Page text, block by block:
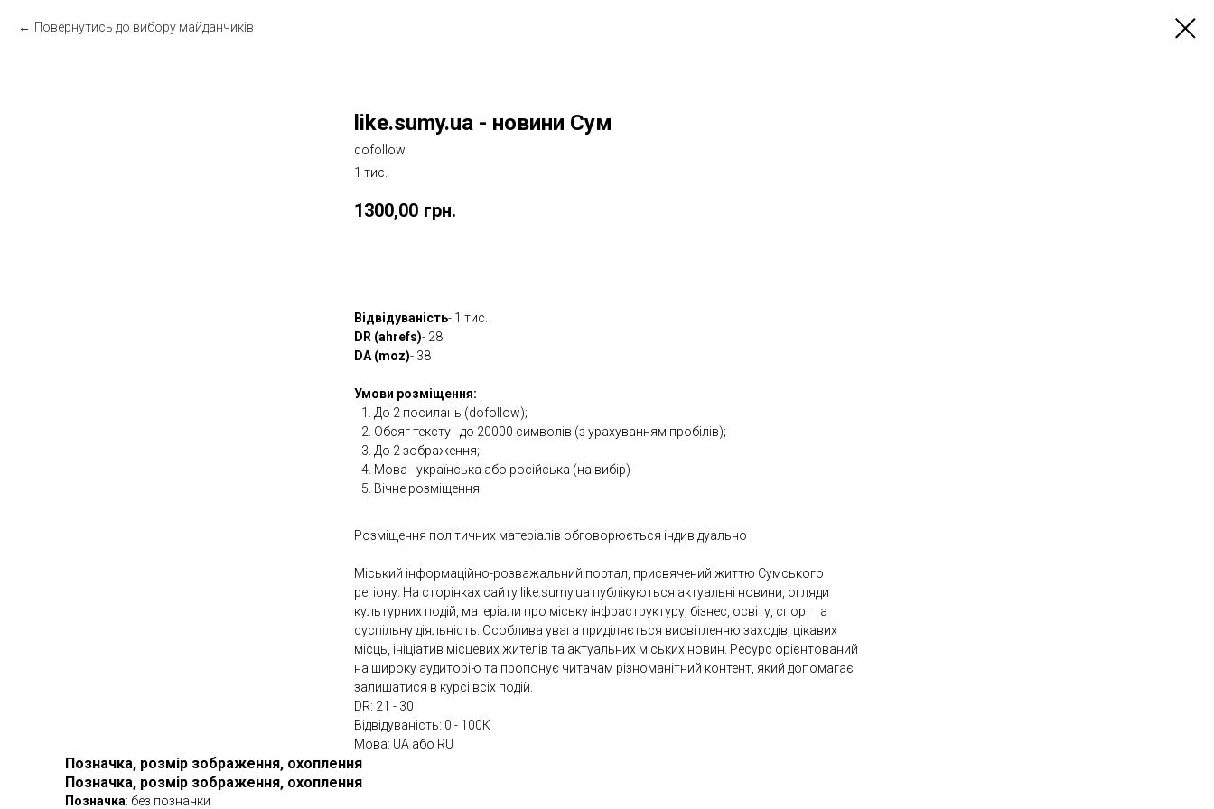
Повернутись до вибору майданчиків
like.sumy.ua - новини Сум
dofollow
1 тис.
1300,00 грн.
Відвідуваність- 1 тис.
DR (ahrefs)- 28
DA (moz)- 38
Умови розміщення:
До 2 посилань (dofollow);
Обсяг тексту - до 20000 символів (з урахуванням пробілів);
До 2 зображення;
Мова - українська або російська (на вибір)
Вічне розміщення
Розміщення політичних матеріалів обговорюється індивідуально
Міський інформаційно-розважальний портал, присвячений життю Сумського
регіону. На сторінках сайту like.sumy.ua публікуються актуальні новини, огляди
культурних подій, матеріали про міську інфраструктуру, бізнес, освіту, спорт та
суспільну діяльність. Особлива увага приділяється висвітленню заходів, цікавих
місць, ініціатив місцевих жителів та актуальних міських новин. Ресурс орієнтований
на широку аудиторію та пропонує читачам різноманітний контент, який допомагає
залишатися в курсі всіх подій.
DR: 21 - 30
Відвідуваність: 0 - 100К
Мова: UA або RU
Позначка, розмір зображення, охоплення
Позначка, розмір зображення, охоплення
Позначка: без позначки